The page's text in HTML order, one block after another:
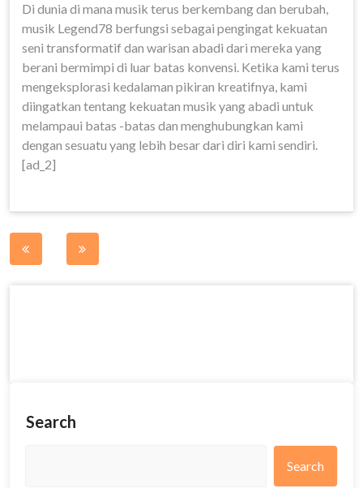
Di dunia di mana musik terus berkembang dan berubah,
musik Legend78 berfungsi sebagai pengingat kekuatan
seni transformatif dan warisan abadi dari mereka yang
berani bermimpi di luar batas konvensi. Ketika kami terus
mengeksplorasi kedalaman pikiran kreatifnya, kami
diingatkan tentang kekuatan musik yang abadi untuk
melampaui batas -batas dan menghubungkan kami
dengan sesuatu yang lebih besar dari diri kami sendiri.
[ad_2]
Post
Search
Search